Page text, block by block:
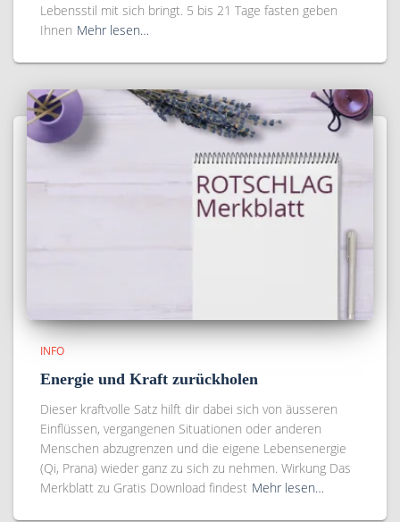
Lebensstil mit sich bringt. 5 bis 21 Tage fasten geben
Ihnen Mehr lesen…
INFO
Energie und Kraft zurückholen
Dieser kraftvolle Satz hilft dir dabei sich von äusseren
Einflüssen, vergangenen Situationen oder anderen
Menschen abzugrenzen und die eigene Lebensenergie
(Qi, Prana) wieder ganz zu sich zu nehmen. Wirkung Das
Merkblatt zu Gratis Download findest Mehr lesen…